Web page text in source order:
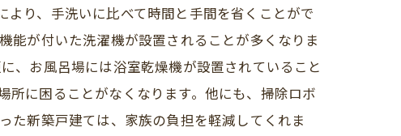
り、手洗いに比べて時間と手間を省くことがで
能が付いた洗濯機が設置されることが多くなりま
、お風呂場には浴室乾燥機が設置されていること
に困ることがなくなります。他にも、掃除ロボ
た新築戸建ては、家族の負担を軽減してくれま